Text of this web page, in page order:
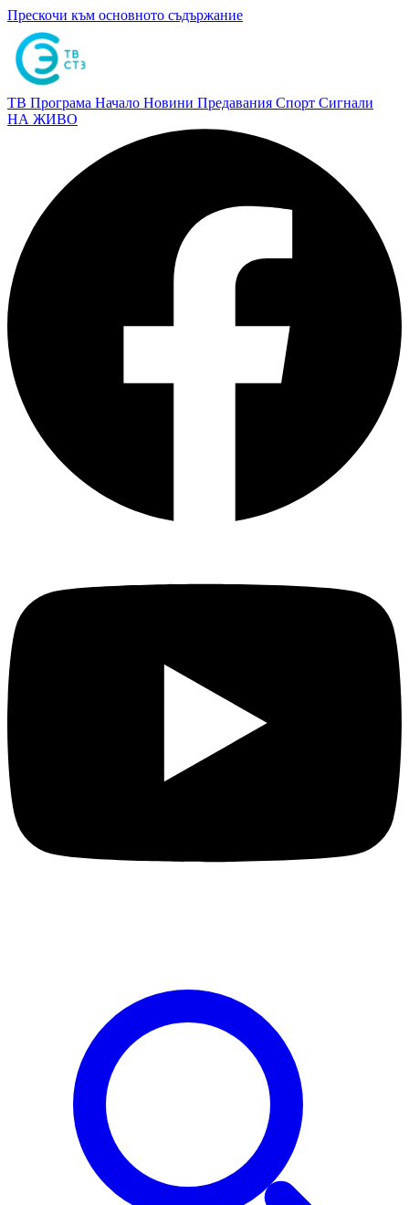
Прескочи към основното съдържание
ТВ Програма Начало Новини Предавания Спорт Сигнали
НА ЖИВО